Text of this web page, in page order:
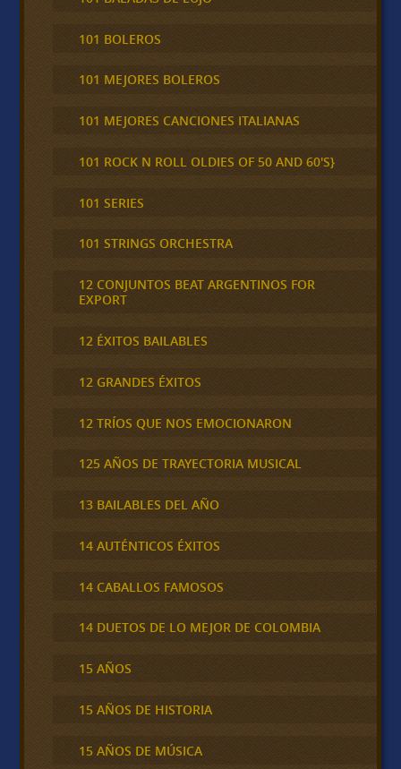
101 BOLEROS
101 MEJORES BOLEROS
101 MEJORES CANCIONES ITALIANAS
101 ROCK N ROLL OLDIES OF 50 AND 60'S}
101 SERIES
101 STRINGS ORCHESTRA
12 CONJUNTOS BEAT ARGENTINOS FOR
EXPORT
12 ÉXITOS BAILABLES
12 GRANDES ÉXITOS
12 TRÍOS QUE NOS EMOCIONARON
125 AÑOS DE TRAYECTORIA MUSICAL
13 BAILABLES DEL AÑO
14 AUTÉNTICOS ÉXITOS
14 CABALLOS FAMOSOS
14 DUETOS DE LO MEJOR DE COLOMBIA
15 AÑOS
15 AÑOS DE HISTORIA
15 AÑOS DE MÚSICA